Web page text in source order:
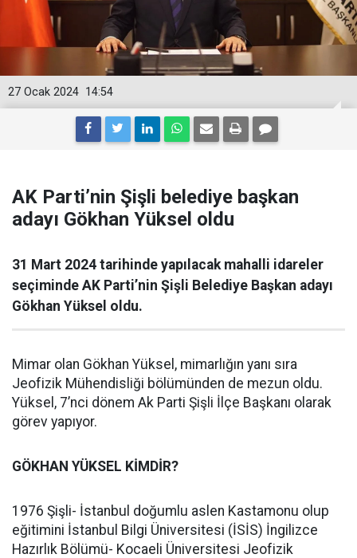
14:54
27 Ocak 2024
AK Parti’nin Şişli belediye başkan
adayı Gökhan Yüksel oldu
31 Mart 2024 tarihinde yapılacak mahalli idareler
seçiminde AK Parti’nin Şişli Belediye Başkan adayı
Gökhan Yüksel oldu.
Mimar olan Gökhan Yüksel, mimarlığın yanı sıra
Jeofizik Mühendisliği bölümünden de mezun oldu.
Yüksel, 7’nci dönem Ak Parti Şişli İlçe Başkanı olarak
görev yapıyor.
GÖKHAN YÜKSEL KİMDİR?
1976 Şişli- İstanbul doğumlu aslen Kastamonu olup
eğitimini İstanbul Bilgi Üniversitesi (İSİS) İngilizce
Hazırlık Bölümü- Kocaeli Üniversitesi Jeofizik